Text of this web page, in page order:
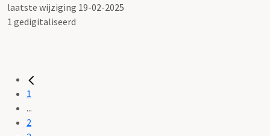
laatste wijziging 19-02-2025
1 gedigitaliseerd
1
...
2